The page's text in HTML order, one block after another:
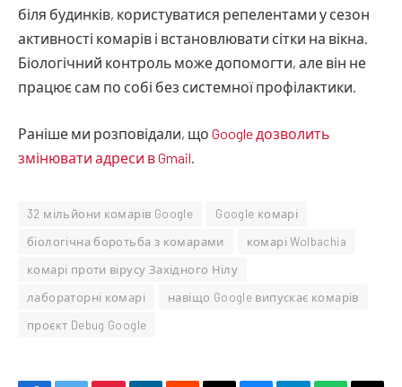
біля будинків, користуватися репелентами у сезон
активності комарів і встановлювати сітки на вікна.
Біологічний контроль може допомогти, але він не
працює сам по собі без системної профілактики.
Раніше ми розповідали, що Google дозволить
змінювати адреси в Gmail
32 мільйони комарів Google
Google комарі
біологічна боротьба з комарами
комарі Wolbachia
комарі проти вірусу Західного Нілу
лабораторні комарі
навіщо Google випускає комарів
проєкт Debug Google